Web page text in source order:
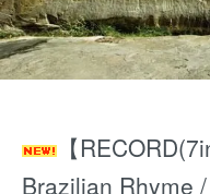
【
Brazilian Rhyme